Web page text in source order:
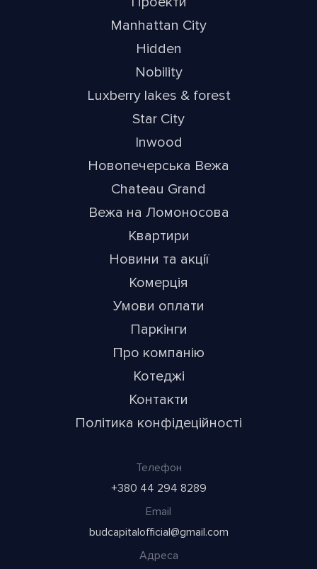
Manhattan City
Hidden
Nobility
Luxberry lakes & forest
Star City
Inwood
Новопечерська Вежа
Chateau Grand
Вежа на Ломоносова
Квартири
Новини та акції
Комерція
Умови оплати
Паркінги
Про компанію
Котеджі
Контакти
Політика конфідеційності
Телефон
+380 44 294 8289
Email
budcapitalofficial@gmail.com
Адреса